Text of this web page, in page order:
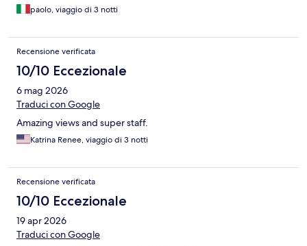
paolo, viaggio di 3 notti
Recensione verificata
10/10 Eccezionale
6 mag 2026
Traduci con Google
Amazing views and super staff.
Katrina Renee, viaggio di 3 notti
Recensione verificata
10/10 Eccezionale
19 apr 2026
Traduci con Google